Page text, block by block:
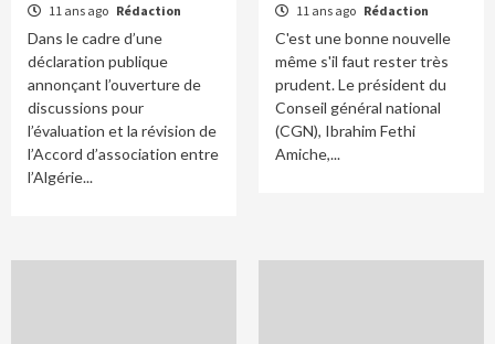
11 ans ago Rédaction
Dans le cadre d’une
déclaration publique
annonçant l’ouverture de
discussions pour
l’évaluation et la révision de
l’Accord d’association entre
l’Algérie...
11 ans ago Rédaction
C'est une bonne nouvelle
même s'il faut rester très
prudent. Le président du
Conseil général national
(CGN), Ibrahim Fethi
Amiche,...